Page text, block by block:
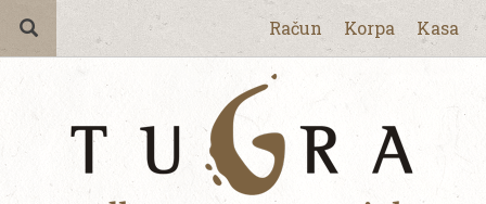
Račun Korpa Kasa